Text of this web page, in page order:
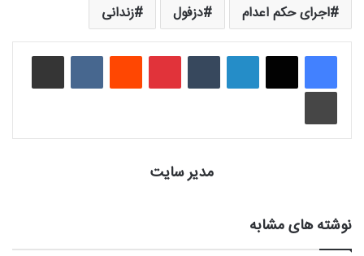
اجرای حکم اعدام دزفول زندانی
لینکدین ‫پین‌ترست ‫رددیت
چاپ
مدیر سایت
نوشته های مشابه